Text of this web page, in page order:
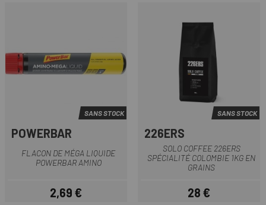
SANS STOCK
POWERBAR
FLACON DE MÉGA LIQUIDE
POWERBAR AMINO
Prix
2,69 €
SANS STOCK
226ERS
SOLO COFFEE 226ERS
SPÉCIALITÉ COLOMBIE 1KG EN
GRAINS
Prix
28 €